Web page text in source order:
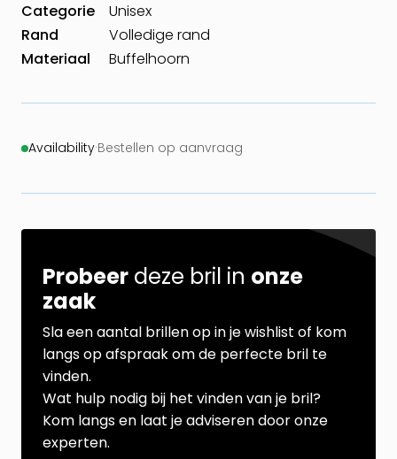
Categorie
Unisex
Rand
Volledige rand
Materiaal
Buffelhoorn
Availability·Bestellen op aanvraag
Probeer deze bril in onze
zaak
Sla een aantal brillen op in je wishlist of kom
langs op afspraak om de perfecte bril te
vinden.
Wat hulp nodig bij het vinden van je bril?
Kom langs en laat je adviseren door onze
experten.